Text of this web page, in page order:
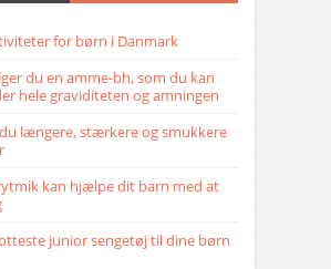
for børn i Danmark
du en amme-bh, som du kan
hele graviditeten og amningen
længere, stærkere og smukkere
kan hjælpe dit barn med at
junior sengetøj til dine børn